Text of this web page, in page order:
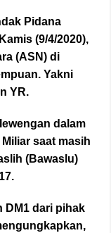
Pidana
(9/4/2020),
(ASN) di
Yakni
YR.
dalam
saat masih
(Bawaslu)
DM1 dari pihak